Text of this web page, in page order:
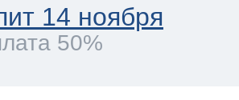
14 ноября
50%